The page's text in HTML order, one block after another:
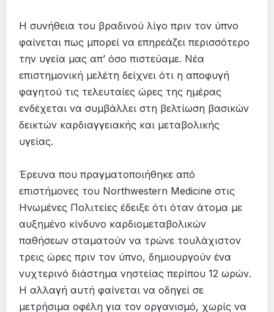
Η συνήθεια του βραδινού λίγο πριν τον ύπνο
φαίνεται πως μπορεί να επηρεάζει περισσότερο
την υγεία μας απ’ όσο πιστεύαμε. Νέα
επιστημονική μελέτη δείχνει ότι η αποφυγή
φαγητού τις τελευταίες ώρες της ημέρας
ενδέχεται να συμβάλλει στη βελτίωση βασικών
δεικτών καρδιαγγειακής και μεταβολικής
υγείας.
Έρευνα που πραγματοποιήθηκε από
επιστήμονες του Northwestern Medicine στις
Ηνωμένες Πολιτείες έδειξε ότι όταν άτομα με
αυξημένο κίνδυνο καρδιομεταβολικών
παθήσεων σταματούν να τρώνε τουλάχιστον
τρεις ώρες πριν τον ύπνο, δημιουργούν ένα
νυχτερινό διάστημα νηστείας περίπου 12 ωρών.
Η αλλαγή αυτή φαίνεται να οδηγεί σε
μετρήσιμα οφέλη για τον οργανισμό, χωρίς να